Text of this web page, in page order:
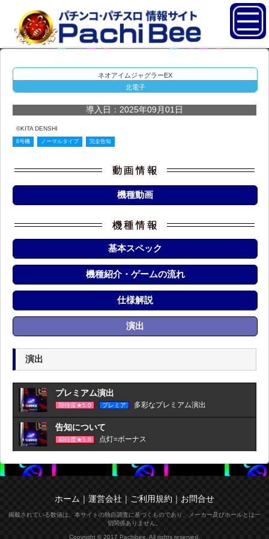
ネオアイムジャグラーEX
北電子
導入日：2025年09月01日
©KITA DENSHI
6号機 ノーマルタイプ 完全告知
機種動画
基本スペック
機種紹介・ゲームの流れ
仕様解説
演出
演出
プレミアム演出
期待度★5.0 プレミア 多彩なプレミアム演出
告知について
期待度★5.0 点灯=ボーナス
ホーム ｜ 運営会社 ｜ ご利用規約 ｜ お問合せ
掲載されている数値は、本サイトの独自調査に基づくものであり、メーカー及びホールとは一
切関係ありません。
Copyright © 2017 Pachibee. All rights reserved.